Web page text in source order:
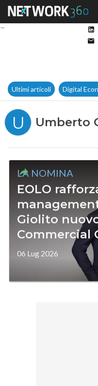
Ultimi articoli Digital
U Umberto
LA NOMINA
EOLO
Giolito
Commercial
06 Lug 2026